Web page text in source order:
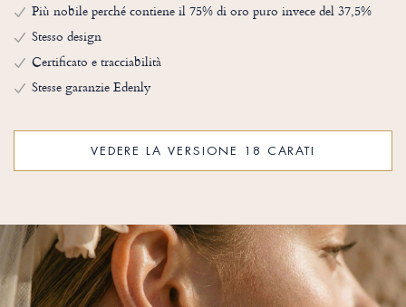
Più nobile perché contiene il 75% di oro puro invece del 37,5%
Stesso design
Certificato e tracciabilità
Stesse garanzie Edenly
VEDERE LA VERSIONE 18 CARATI